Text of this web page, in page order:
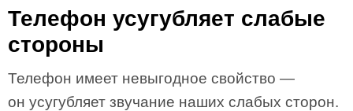
Телефон усугубляет слабые
стороны
Телефон имеет невыгодное свойство —
он усугубляет звучание наших слабых сторон.